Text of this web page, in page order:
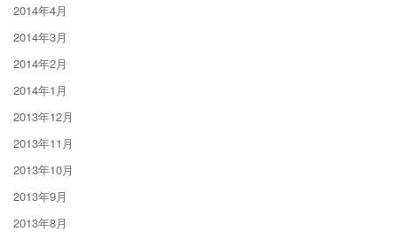
2014年4月
2014年3月
2014年2月
2014年1月
2013年12月
2013年11月
2013年10月
2013年9月
2013年8月